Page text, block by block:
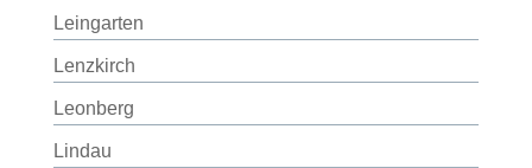
Leingarten
Lenzkirch
Leonberg
Lindau